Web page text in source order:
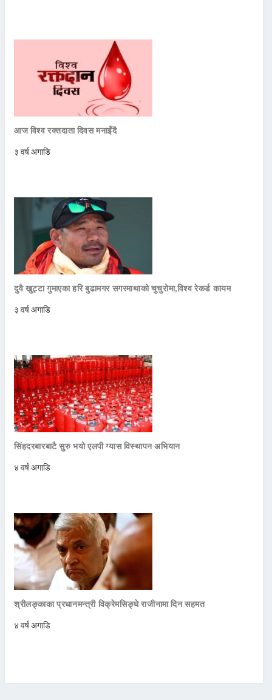
आज विश्व रक्तदाता दिवस मनाइँदै
३ वर्ष अगाडि
दुवै खुट्टा गुमाएका हरि बुढामगर सगरमाथाको चुचुरोमा,विश्व रेकर्ड कायम
३ वर्ष अगाडि
सिंहदरबारबाटै सुरु भयो एलपी ग्यास विस्थापन अभियान
४ वर्ष अगाडि
श्रीलङ्काका प्रधानमन्त्री विक्रेमसिङ्घे राजीनामा दिन सहमत
४ वर्ष अगाडि